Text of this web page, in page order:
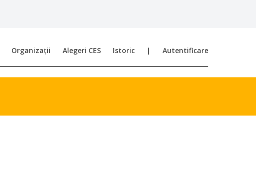
Organizații Alegeri CES Istoric | Autentificare